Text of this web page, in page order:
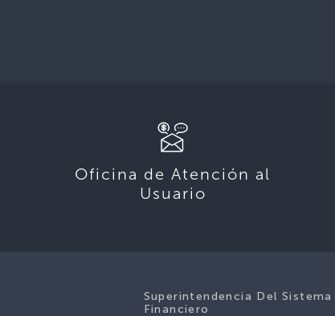
Oficina de Atención al
Usuario
Superintendencia Del Sistema
Financiero